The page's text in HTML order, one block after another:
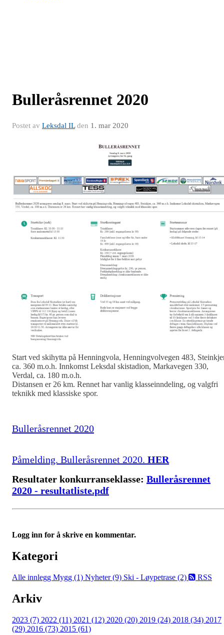
Bulleråsrennet 2020
Postet av Leksdal ILden 1. mar 2020
Start ved skihytta på Henningvola, Henningvolvegen 483,
ca. 360 m.o.h. Innkomst Leksdal skistadion, Markavegen 330,
Verdal, ca. 180 m.o.h.
Distansen er 26 km. Rennet har vanlig klasseinndeling, og valgfri
teknikk med klassiske spor.
Bulleråsrennet 2020
Påmelding. Bulleråsrennet 2020. HER
Resultater konkurranseklasse: Bulleråsrennet
2020 - resultatliste.pdf
Logg inn for å skrive en kommentar.
Kategori
Alle innlegg Mygg (1) Nyheter (9) Ski - Løypetrase (2) RSS
Arkiv
2023 (7) 2022 (11) 2021 (12) 2020 (20) 2019 (24) 2018 (34) 2017
(29) 2016 (73) 2015 (61)